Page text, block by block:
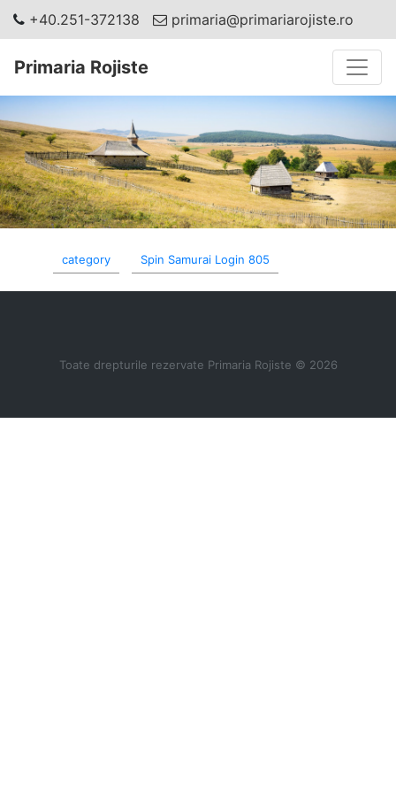
+40.251-372138 primaria@primariarojiste.ro
Primaria Rojiste
category Spin Samurai Login 805
Toate drepturile rezervate Primaria Rojiste © 2026